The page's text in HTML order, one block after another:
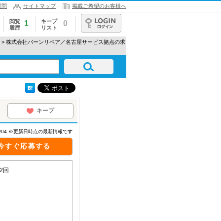
問 サイトマップ 掲載ご希望のお客様へ
閲覧
履歴
1
キープ
リスト
0
ログイン
> 株式会社バーンリペア／名古屋サービス拠点の求
キープ
※更新日時点の最新情報です
すぐ応募する
回